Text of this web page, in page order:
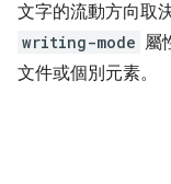
文字的流動方向取
writing-mode 屬
文件或個別元素。